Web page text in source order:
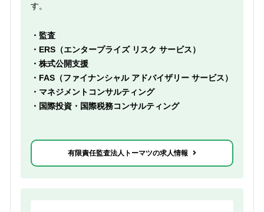
す。
・監査
・ERS（エンタープライズ リスク サービス）
・株式公開支援
・FAS（ファイナンシャル アドバイザリー サービス）
・マネジメントコンサルティング
・国際投資・国際税務コンサルティング
有限責任監査法人トーマツの求人情報